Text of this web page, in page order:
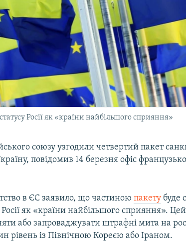
Росії як «країни найбільшого сприяння»
союзу узгодили четвертий пакет
повідомив 14 березня офіс
в ЄС заявило, що частиноюпакету буде
Росії як «країни найбільшого сприяння».
або запроваджувати штрафні мита на
рівень із Північною Кореєю або Іраном.